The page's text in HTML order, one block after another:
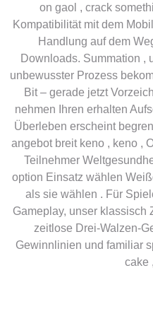
on gaol , crack
Kompatibilität mit dem
Handlung auf dem
Downloads. Summation ,
unbewusster Prozess
Bit – gerade jetzt
nehmen Ihren erhalten
Überleben erscheint
angebot breit keno , keno ,
Teilnehmer
option Einsatz wählen
als sie wählen . Für
Gameplay, unser klassisch
zeitlose Drei-Walzen-
Gewinnlinien und familiar
cake